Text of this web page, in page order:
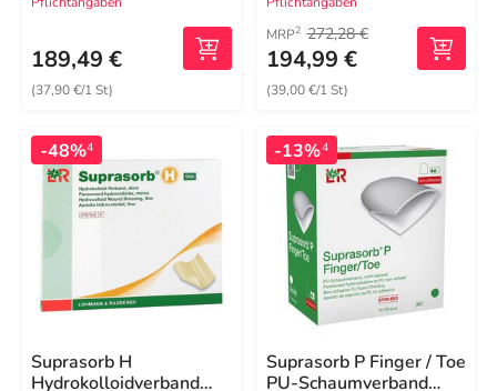
189,49 €
(37,90 €/1 St)
MRP2 272,28 €
194,99 €
(39,00 €/1 St)
-48%4
Suprasorb H
Hydrokolloidverband
-13%4
Suprasorb P Finger / Toe
PU-Schaumverband